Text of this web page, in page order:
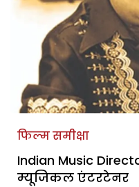
फिल्म समीक्षा
Indian Music
म्यूजिकल एंटरटेनर